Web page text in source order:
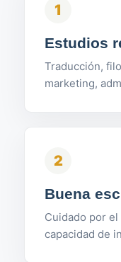
1
Estudios
Traducción,
marketing,
2
Buena
Cuidado por
capacidad de